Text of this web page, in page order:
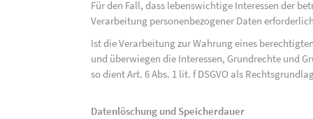
Für den Fall, dass lebenswichtige Interessen der
Verarbeitung personenbezogener Daten
Ist die Verarbeitung zur Wahrung eines
und überwiegen die Interessen, Grundrechte und
so dient Art. 6 Abs. 1 lit. f DSGVO als
Datenlöschung und Speicherdauer